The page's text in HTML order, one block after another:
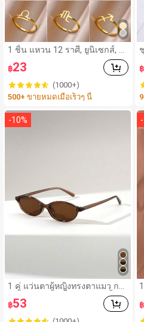
1 ชิ้น แหวน 12 ราศี, ยูนิเซกส์, แ
หวนเปิดปรับได้สเตนเลสชุบทอง
18K, เครื่องประดับแฟชั่น, ของข
฿23
(1000+)
500+ ขายหมดเมื่อเร็วๆ นี้
฿
-10%
1 คู่ แว่นตาผู้หญิงทรงตาแมว กร
อบแคบ ขนาดเล็ก วัสดุ PC น้ำห
นักเบามาก สไตล์เรโทร อเนกปร
ะสงค์ เหมาะสำหรับสไตล์สตรีท รั
฿53
-
฿